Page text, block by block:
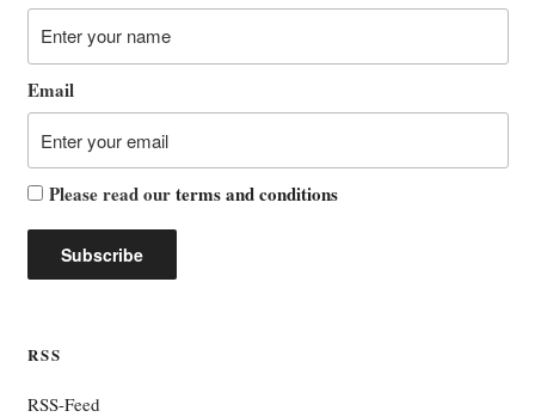
Email
Please read ourterms and conditions
RSS
RSS-Feed